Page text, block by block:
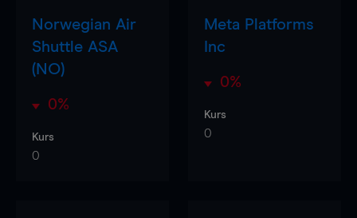
Norwegian Air
Shuttle ASA
(NO)
0%
Kurs
0
Meta Platforms
Inc
0%
Kurs
0